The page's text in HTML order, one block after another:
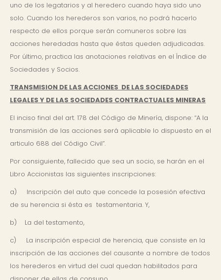
uno de los legatarios y al heredero cuando haya sido uno
solo. Cuando los herederos son varios, no podrá hacerlo
respecto de ellos porque serán comuneros sobre las
acciones heredadas hasta que éstas queden adjudicadas.
Por último, practica las anotaciones relativas en el Índice de
Sociedades y Socios.
TRANSMISION DE LAS ACCIONES DE LAS SOCIEDADES
LEGALES Y DE LAS SOCIEDADES CONTRACTUALES MINERAS
El inciso final del art. 178 del Código de Minería, dispone: “A la
transmisión de las acciones será aplicable lo dispuesto en el
articulo 688 del Código Civil”.
Por consiguiente, fallecido que sea un socio, se harán en el
Libro Accionistas las siguientes inscripciones:
a) Inscripción del auto que concede la posesión efectiva
de su herencia si ésta es testamentaria. Y,
b) La del testamento,
c) La inscripción especial de herencia, que consiste en la
inscripción de las acciones del causante a nombre de todos
los herederos en virtud del cual quedan habilitados para